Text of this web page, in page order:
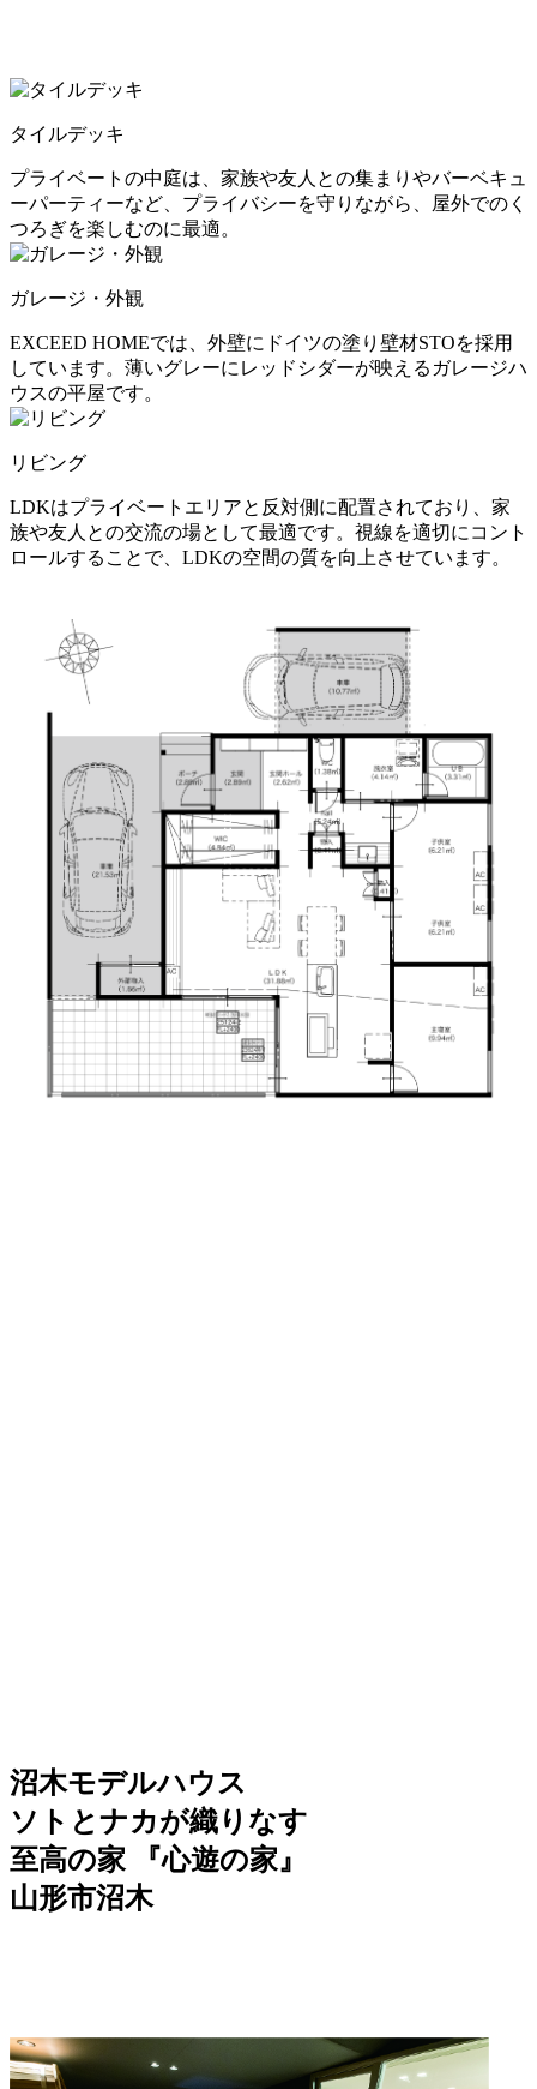
タイルデッキ
プライベートの中庭は、家族や友人との集まりやバーベキュ
ーパーティーなど、プライバシーを守りながら、屋外でのく
つろぎを楽しむのに最適。
ガレージ・外観
EXCEED HOMEでは、外壁にドイツの塗り壁材STOを採用
しています。薄いグレーにレッドシダーが映えるガレージハ
ウスの平屋です。
リビング
LDKはプライベートエリアと反対側に配置されており、家
族や友人との交流の場として最適です。視線を適切にコント
ロールすることで、LDKの空間の質を向上させています。
沼木モデルハウス
ソトとナカが織りなす
至高の家 『心遊の家』
山形市沼木